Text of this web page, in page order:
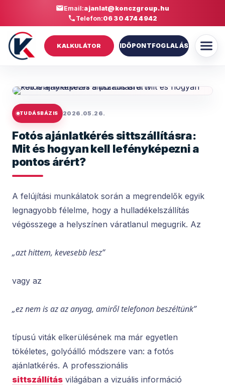
Email:ajanlat@konczgroup.hu
Telefon:06 30 474 4942
KALKULÁTOR IDŐPONTFOGLALÁS
TUDÁSBÁZIS 2026.05.26.
Fotós ajánlatkérés sittszállításra:
Mit és hogyan kell lefényképezni a
pontos árért?
A felújítási munkálatok során a megrendelők egyik
legnagyobb félelme, hogy a hulladékelszállítás
végösszege a helyszínen váratlanul megugrik. Az
„azt hittem, kevesebb lesz”
vagy az
„ez nem is az az anyag, amiről telefonon beszéltünk”
típusú viták elkerülésének ma már egyetlen
tökéletes, golyóálló módszere van: a fotós
ajánlatkérés. A professzionális
sittszállítás világában a vizuális információ